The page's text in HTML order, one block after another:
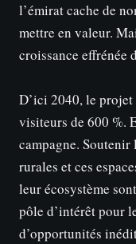
l’émirat cache de
mettre en valeur.
croissance effrénée
D’ici 2040, le projet
visiteurs de 600 %.
campagne. Soutenir
rurales et ces
leur écosystème
pôle d’intérêt pour
d’opportunités